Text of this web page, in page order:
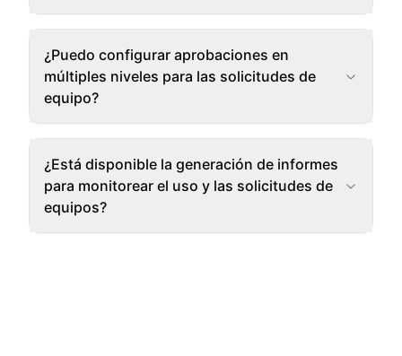
¿Puedo configurar aprobaciones en
múltiples niveles para las solicitudes de
equipo?
¿Está disponible la generación de informes
para monitorear el uso y las solicitudes de
equipos?